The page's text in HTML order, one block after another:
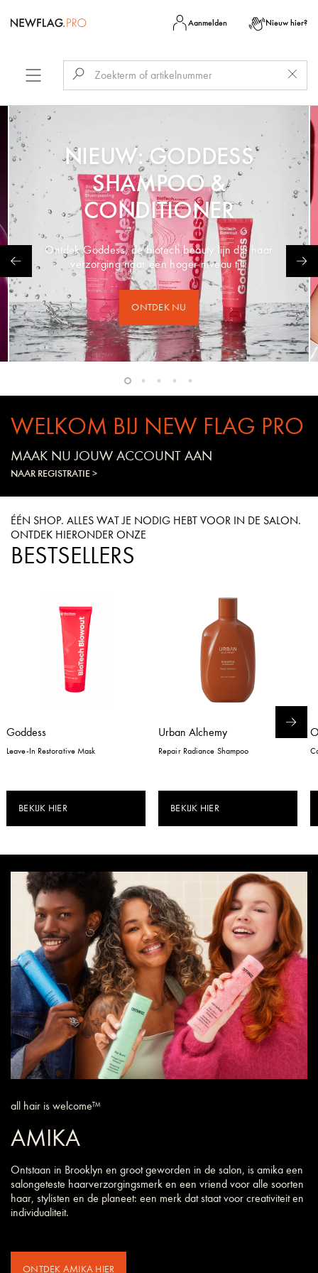
Aanmelden Nieuw hier?
NIEUW: GODDESS
SHAMPOO &
CONDITIONER
Ontdek Goddess, de biotech beauty lijn die haar
verzorging naar een hoger niveau tilt.
ONTDEK NU
WELKOM BIJ NEW FLAG PRO
MAAK NU JOUW ACCOUNT AAN
NAAR REGISTRATIE >
ÉÉN SHOP. ALLES WAT JE NODIG HEBT VOOR IN DE SALON.
ONTDEK HIERONDER ONZE
BESTSELLERS
Goddess
Leave-In Restorative Mask
BEKIJK HIER
Urban Alchemy
Repair Radiance Shampoo
BEKIJK HIER
all hair is welcome™
AMIKA
Ontstaan in Brooklyn en groot geworden in de salon, is amika een
salongeteste haarverzorgings­merk en een vriend voor alle soorten
haar, stylisten en de planeet: een merk dat staat voor creativiteit en
individualiteit.
ONTDEK AMIKA HIER